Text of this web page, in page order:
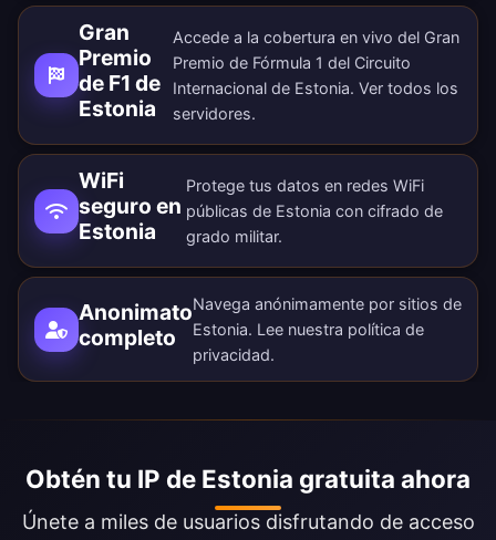
Gran
Premio
de F1 de
Estonia
Accede a la cobertura en vivo del Gran
Premio de Fórmula 1 del Circuito
Internacional de Estonia. Ver todos los
servidores.
WiFi
seguro en
Estonia
Protege tus datos en redes WiFi
públicas de Estonia con cifrado de
grado militar.
Anonimato
completo
Navega anónimamente por sitios de
Estonia. Lee nuestra política de
privacidad.
Obtén tu IP de Estonia gratuita ahora
Únete a miles de usuarios disfrutando de acceso